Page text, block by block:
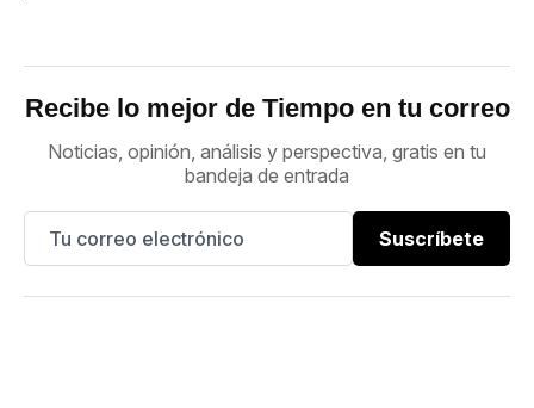
Recibe lo mejor de Tiempo en tu correo
Noticias, opinión, análisis y perspectiva, gratis en tu
bandeja de entrada
Suscríbete